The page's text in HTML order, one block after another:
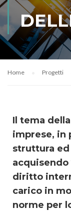
Home Progetti
Il tema
imprese, in
struttura
acquisendo
diritto
carico in
norme per